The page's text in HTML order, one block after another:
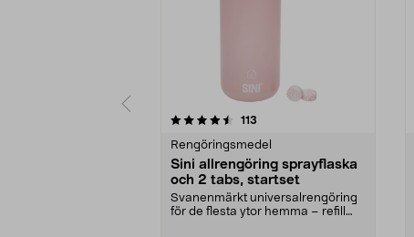
113
Rengöringsmedel
Sini allrengöring sprayflaska
och 2 tabs, startset
Svanenmärkt universalrengöring
för de flesta ytor hemma – refill
4.0av 5 stjärnor